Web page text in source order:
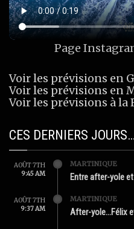
Page
Voir les prévisions en
Voir les prévisions en
Voir les prévisions à la
CES DERNIERS JOURS…
AOÛT 7TH
9:45 AM
MARTINIQUE
Entre after-yole
AOÛT 7TH
9:37 AM
MARTINIQUE
After-yole…Félix